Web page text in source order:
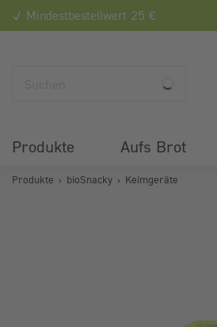
Mindestbestellwert 25 €
Produkte Aufs Brot
Produkte bioSnacky Keimgeräte